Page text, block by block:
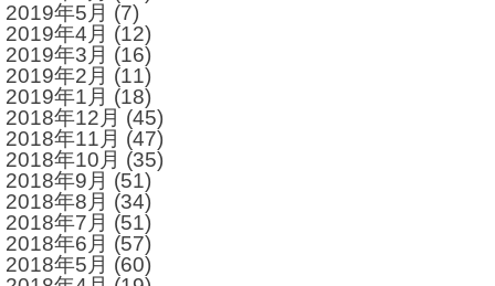
2019年5月 (7)
2019年4月 (12)
2019年3月 (16)
2019年2月 (11)
2019年1月 (18)
2018年12月 (45)
2018年11月 (47)
2018年10月 (35)
2018年9月 (51)
2018年8月 (34)
2018年7月 (51)
2018年6月 (57)
2018年5月 (60)